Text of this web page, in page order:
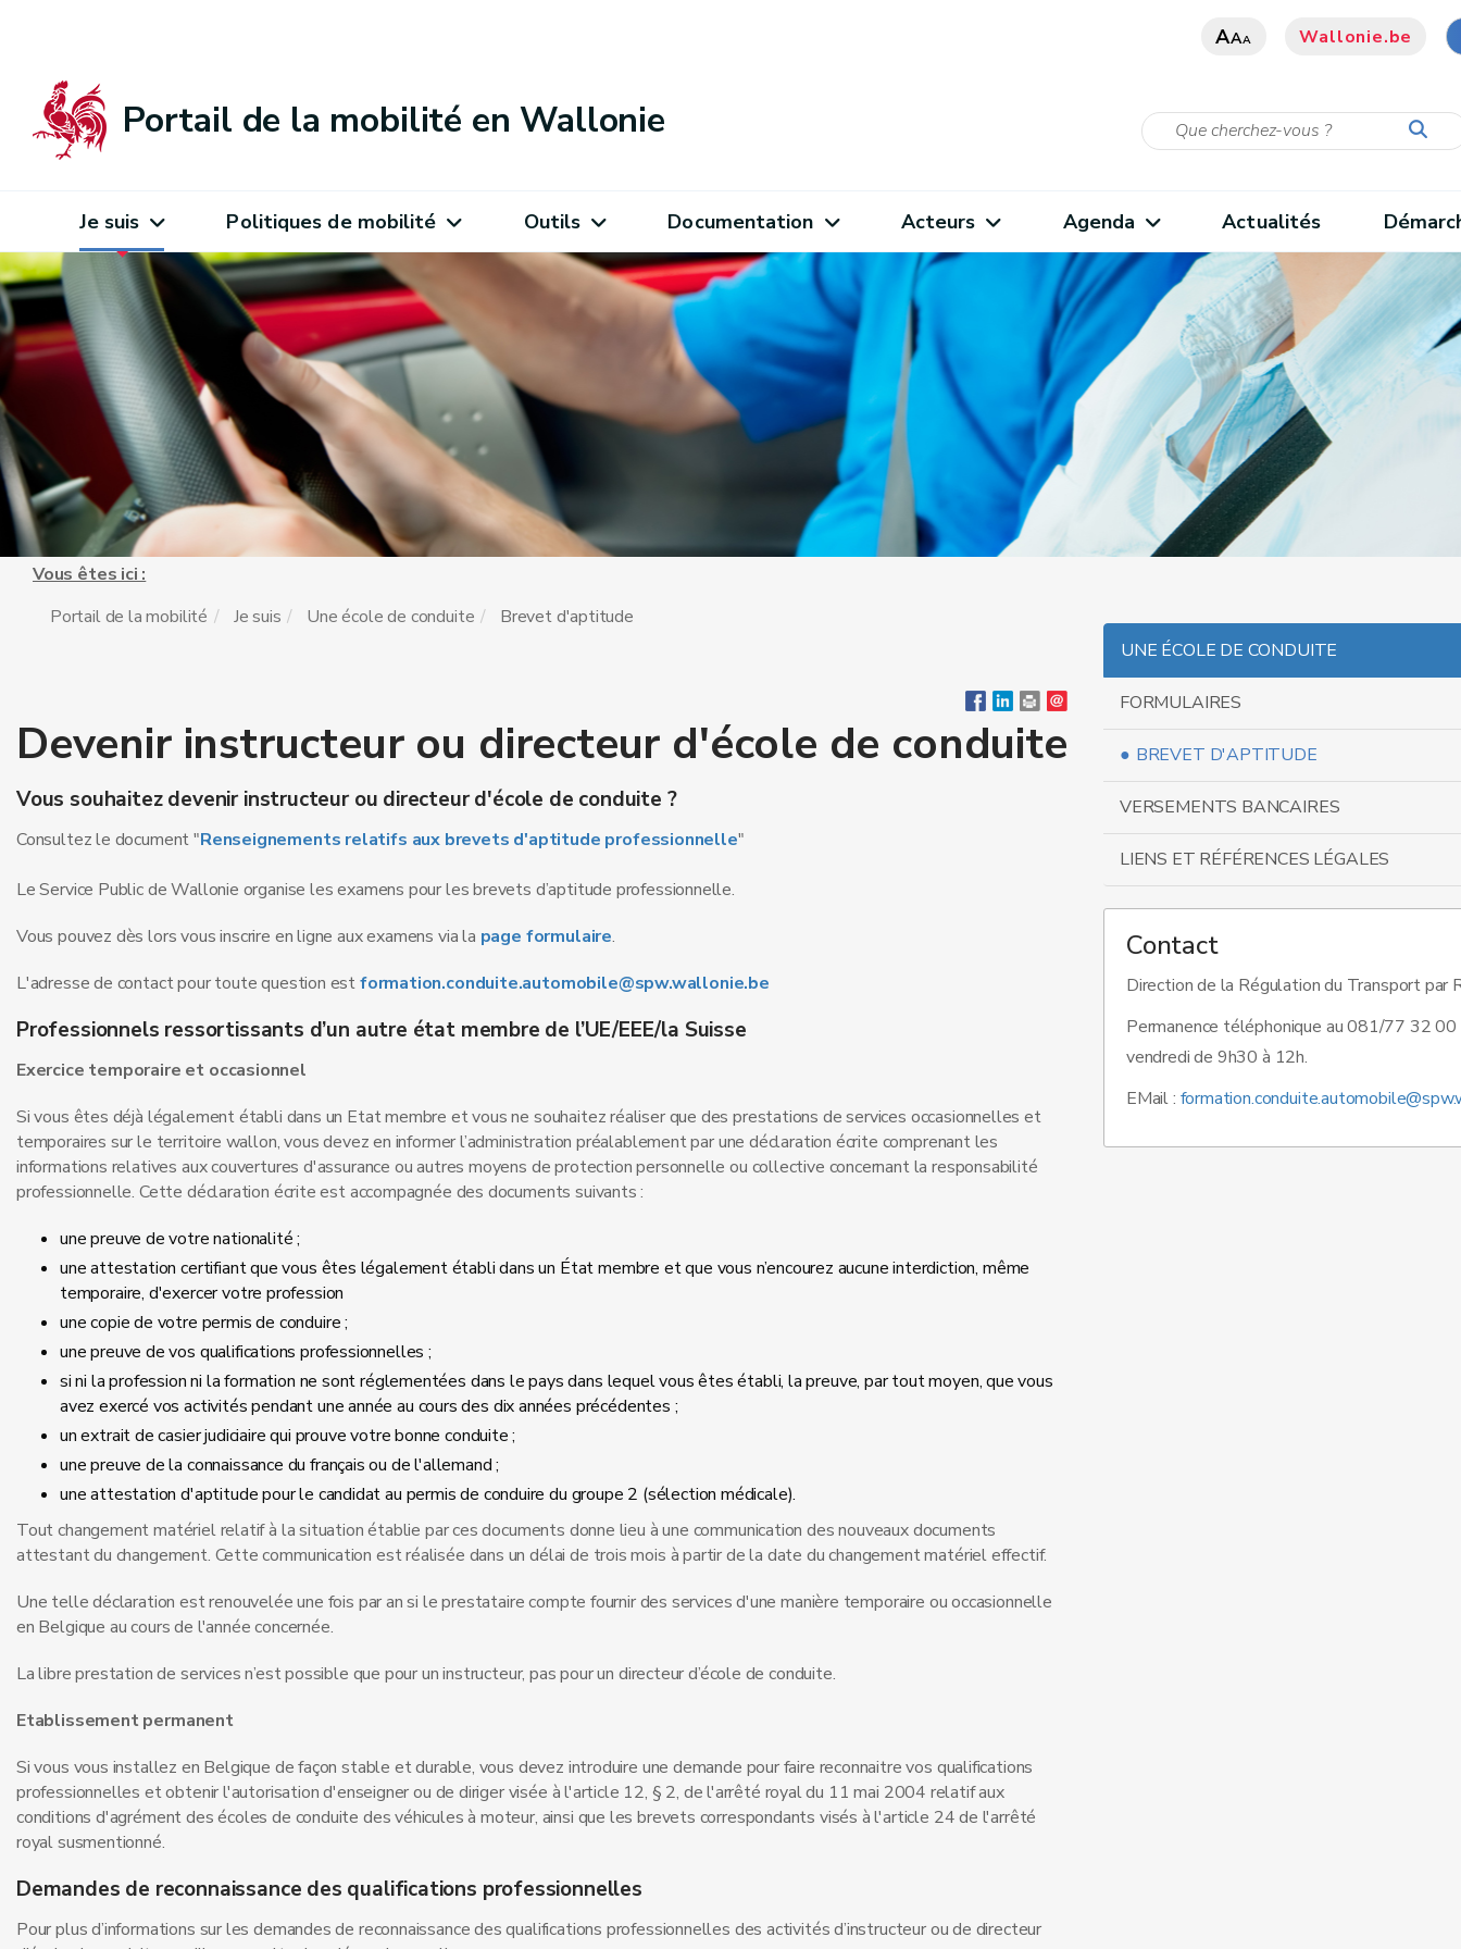
AAA Wallonie.be
Portail de la mobilité en Wallonie
Je suis Politiques de mobilité Outils Documentation Acteurs Agenda Actualités
Vous êtes ici :
Portail de la mobilité
Je suis Une école de conduite Brevet d'aptitude
Devenir instructeur ou directeur d'école de conduite
Vous souhaitez devenir instructeur ou directeur d'école de conduite ?
Consultez le document "Renseignements relatifs aux brevets d'aptitude professionnelle"
Le Service Public de Wallonie organise les examens pour les brevets d’aptitude professionnelle.
Vous pouvez dès lors vous inscrire en ligne aux examens via la page formulaire.
L'adresse de contact pour toute question estformation.conduite.automobile@spw.wallonie.be
Professionnels ressortissants d’un autre état membre de l’UE/EEE/la Suisse
Exercice temporaire et occasionnel
Si vous êtes déjà légalement établi dans un Etat membre et vous ne souhaitez réaliser que des prestations de services occasionnelles et
temporaires sur le territoire wallon, vous devez en informer l’administration préalablement par une déclaration écrite comprenant les
informations relatives aux couvertures d'assurance ou autres moyens de protection personnelle ou collective concernant la responsabilité
professionnelle. Cette déclaration écrite est accompagnée des documents suivants :
une preuve de votre nationalité ;
une attestation certifiant que vous êtes légalement établi dans un État membre et que vous n’encourez aucune interdiction, même
temporaire, d'exercer votre profession
une copie de votre permis de conduire ;
une preuve de vos qualifications professionnelles ;
si ni la profession ni la formation ne sont réglementées dans le pays dans lequel vous êtes établi, la preuve, par tout moyen, que vous
avez exercé vos activités pendant une année au cours des dix années précédentes ;
un extrait de casier judiciaire qui prouve votre bonne conduite ;
une preuve de la connaissance du français ou de l'allemand ;
une attestation d'aptitude pour le candidat au permis de conduire du groupe 2 (sélection médicale).
Tout changement matériel relatif à la situation établie par ces documents donne lieu à une communication des nouveaux documents
attestant du changement. Cette communication est réalisée dans un délai de trois mois à partir de la date du changement matériel effectif.
Une telle déclaration est renouvelée une fois par an si le prestataire compte fournir des services d'une manière temporaire ou occasionnelle
en Belgique au cours de l'année concernée.
La libre prestation de services n’est possible que pour un instructeur, pas pour un directeur d’école de conduite.
Etablissement permanent
Si vous vous installez en Belgique de façon stable et durable, vous devez introduire une demande pour faire reconnaitre vos qualifications
professionnelles et obtenir l'autorisation d'enseigner ou de diriger visée à l'article 12, § 2, de l'arrêté royal du 11 mai 2004 relatif aux
conditions d'agrément des écoles de conduite des véhicules à moteur, ainsi que les brevets correspondants visés à l'article 24 de l'arrêté
royal susmentionné.
Demandes de reconnaissance des qualifications professionnelles
Pour plus d’informations sur les demandes de reconnaissance des qualifications professionnelles des activités d’instructeur ou de directeur
UNE ÉCOLE DE CONDUITE
FORMULAIRES
BREVET D'APTITUDE
VERSEMENTS BANCAIRES
LIENS ET RÉFÉRENCES LÉGALES
Contact
Direction de la Régulation du Transport par
Permanence téléphonique au 081/77 32 00
vendredi de 9h30 à 12h.
EMail :